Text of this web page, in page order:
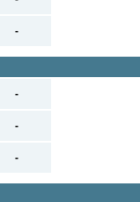
-
-
-
-